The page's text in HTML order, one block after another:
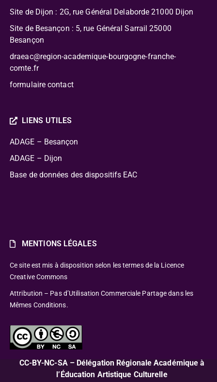
Site de Dijon : 2G, rue Général Delaborde 21000 Dijon
Site de Besançon : 5, rue Général Sarrail 25000
Besançon
draeac@region-academique-bourgogne-franche-
comte.fr
formulaire contact
LIENS UTILES
ADAGE – Besançon
ADAGE – Dijon
Base de données des dispositifs EAC
MENTIONS LÉGALES
Ce site est mis à disposition selon les termes de la Licence
Creative Commons
Attribution – Pas d’Utilisation Commerciale Partage dans les
Mêmes Conditions.
CC-BY-NC-SA – Délégation Régionale Académique à
l’Éducation Artistique Culturelle